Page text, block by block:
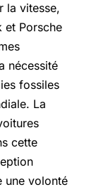
la vitesse,
et Porsche
nécessité
fossiles
La
cette
une volonté